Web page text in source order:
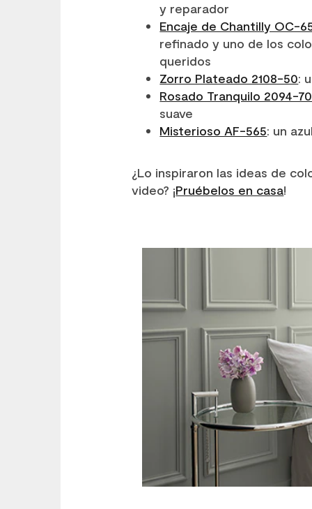
y reparador
Encaje de Chantilly OC-
refinado y uno de los
queridos
Zorro Plateado 2108-50:
Rosado Tranquilo 2094-70
suave
Misterioso AF-565: un
¿Lo inspiraron las ideas de
video? ¡Pruébelos en casa!